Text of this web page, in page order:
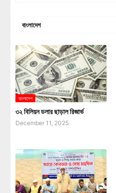
বাংলাদেশ
বাংলাদেশ
৩২ বিলিয়ন ডলার ছাড়াল রিজার্ভ
December 11, 2025